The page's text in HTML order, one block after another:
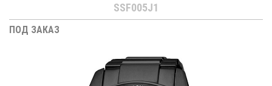
SSF005J1
ПОД ЗАКАЗ